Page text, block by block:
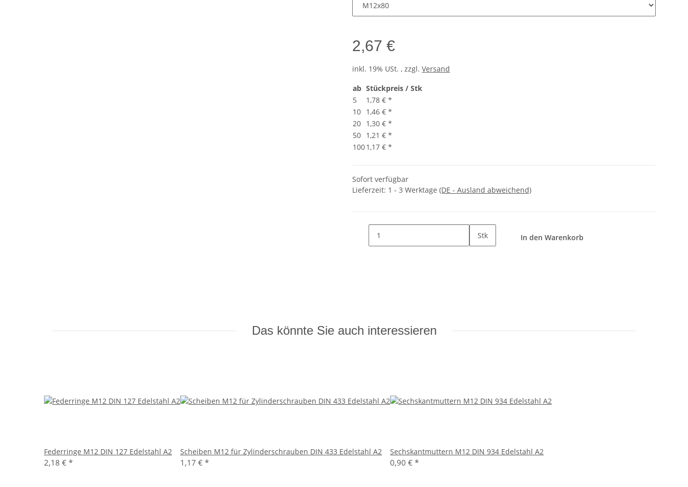
2,67 €
inkl. 19% USt. , zzgl. Versand
ab Stückpreis / Stk
5
1,78 € *
10 1,46 € *
20 1,30 € *
50 1,21 € *
1001,17 € *
Sofort verfügbar
Lieferzeit: 1 - 3 Werktage (DE - Ausland abweichend)
Stk In den Warenkorb
Das könnte Sie auch interessieren
Federringe M12 DIN 127 Edelstahl A2
2,18 € *
Scheiben M12 für Zylinderschrauben DIN 433 Edelstahl A2
1,17 € *
Sechskantmuttern M12 DIN 934 Edelstahl A2
0,90 € *